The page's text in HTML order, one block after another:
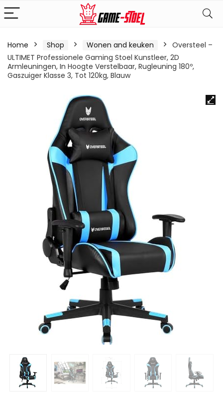
Home Shop Wonen and keuken
Oversteel –
ULTIMET Professionele Gaming Stoel Kunstleer, 2D
Armleuningen, In Hoogte Verstelbaar, Rugleuning 180º,
Gaszuiger Klasse 3, Tot 120kg, Blauw